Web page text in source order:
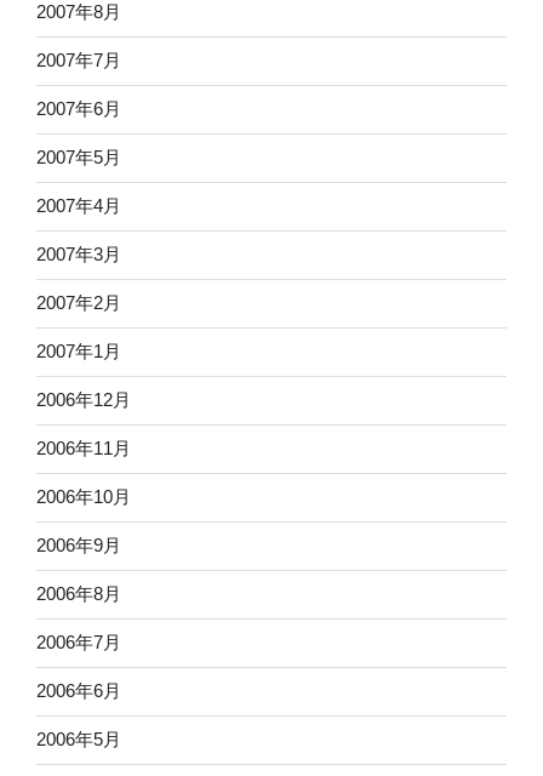
2007年8月
2007年7月
2007年6月
2007年5月
2007年4月
2007年3月
2007年2月
2007年1月
2006年12月
2006年11月
2006年10月
2006年9月
2006年8月
2006年7月
2006年6月
2006年5月